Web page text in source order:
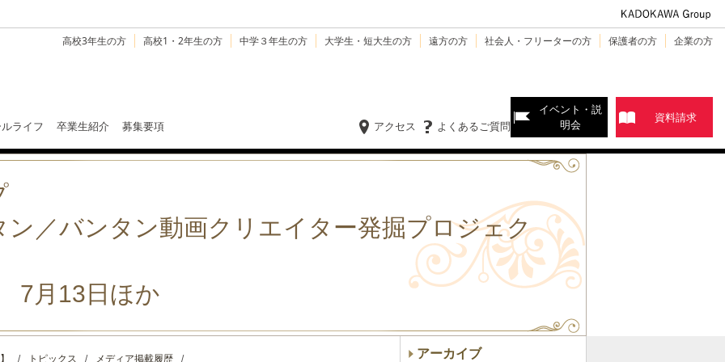
高校3年生の方 高校1・2年生の方 中学３年生の方 大学生・短大生の方 遠方の方 社会人・フリーターの方 保護者の方 企業の方
ライフ 卒業生紹介 募集要項 よくあるご質問
アクセス
イベント・説
明会
資料請求
／バンタン動画クリエイター発掘プロジェク
7月13日ほか
/ トピックス / メディア掲載履歴 / アーカイブ